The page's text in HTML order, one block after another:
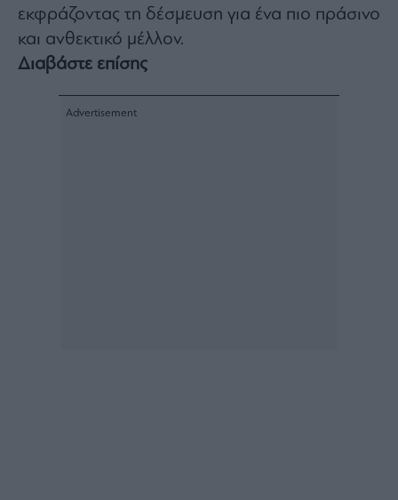
εκφράζοντας τη δέσμευση για ένα πιο πράσινο
και ανθεκτικό μέλλον.
Διαβάστε επίσης